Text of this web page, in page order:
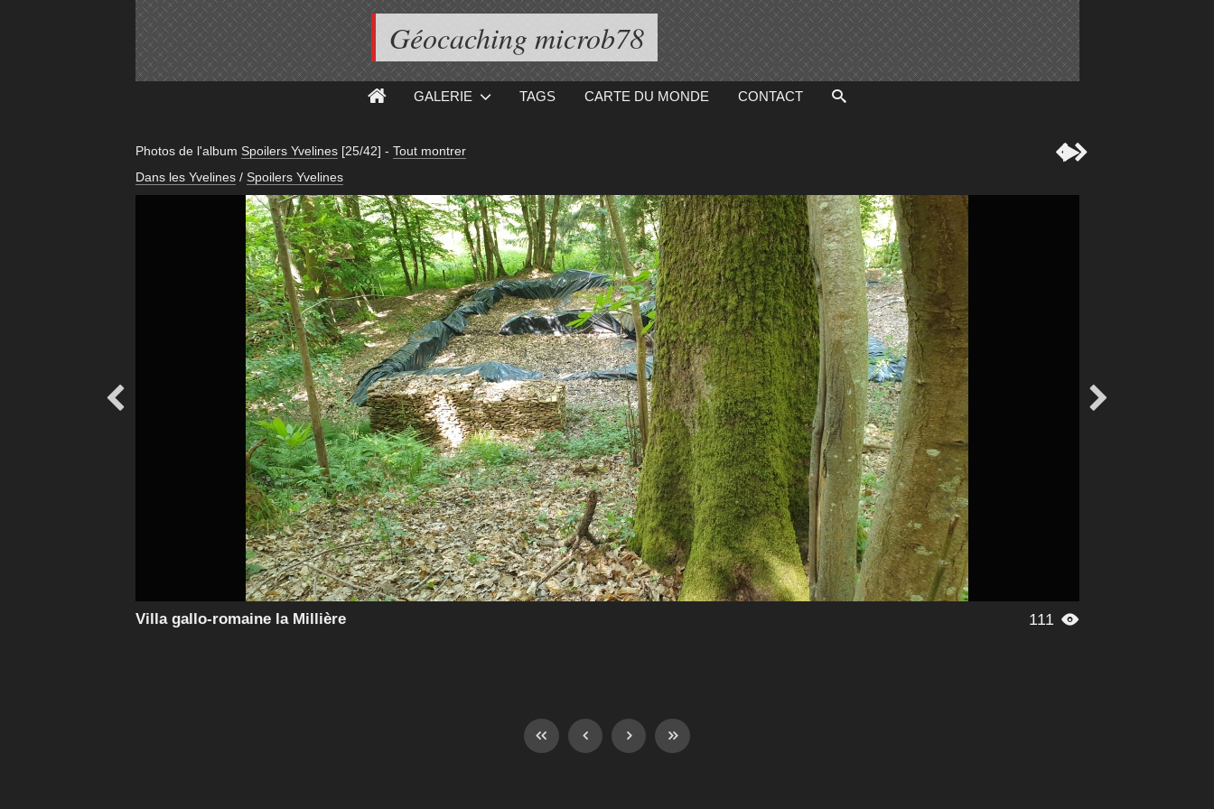
Géocaching microb78
GALERIE TAGS CARTE DU MONDE CONTACT
Photos de l'album Spoilers Yvelines [25/42] - Tout montrer
Dans les Yvelines / Spoilers Yvelines

 
111 
Villa gallo-romaine la Millière